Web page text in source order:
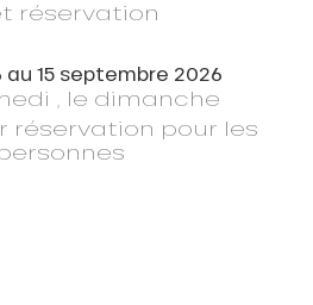
réservation
au 15 septembre 2026
, le dimanche
réservation pour les